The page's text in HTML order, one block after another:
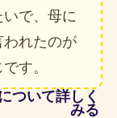
で、母に
われたのが
す。
ついて詳しく
みる